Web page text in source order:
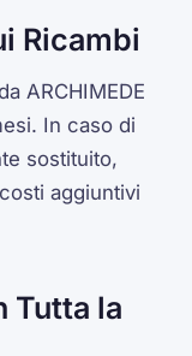
Ricambi
ARCHIMEDE
In caso di
sostituito,
aggiuntivi
Tutta la